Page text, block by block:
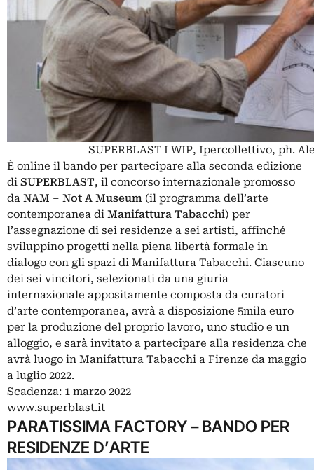
SUPERBLAST I WIP, Ipercollettivo, ph.
È online il bando per partecipare alla seconda edizione
di SUPERBLAST, il concorso internazionale promosso
da NAM – Not A Museum (il programma dell’arte
contemporanea di Manifattura Tabacchi) per
l’assegnazione di sei residenze a sei artisti, affinché
sviluppino progetti nella piena libertà formale in
dialogo con gli spazi di Manifattura Tabacchi. Ciascuno
dei sei vincitori, selezionati da una giuria
internazionale appositamente composta da curatori
d’arte contemporanea, avrà a disposizione 5mila euro
per la produzione del proprio lavoro, uno studio e un
alloggio, e sarà invitato a partecipare alla residenza che
avrà luogo in Manifattura Tabacchi a Firenze da maggio
a luglio 2022.
Scadenza: 1 marzo 2022
www.superblast.it
PARATISSIMA FACTORY – BANDO PER
RESIDENZE D’ARTE